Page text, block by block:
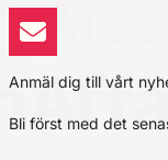
Anmäl dig till vårt
Bli först med det